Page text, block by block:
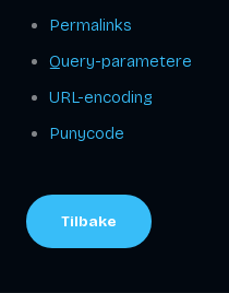
Permalinks
Query-parametere
URL-encoding
Punycode
Tilbake